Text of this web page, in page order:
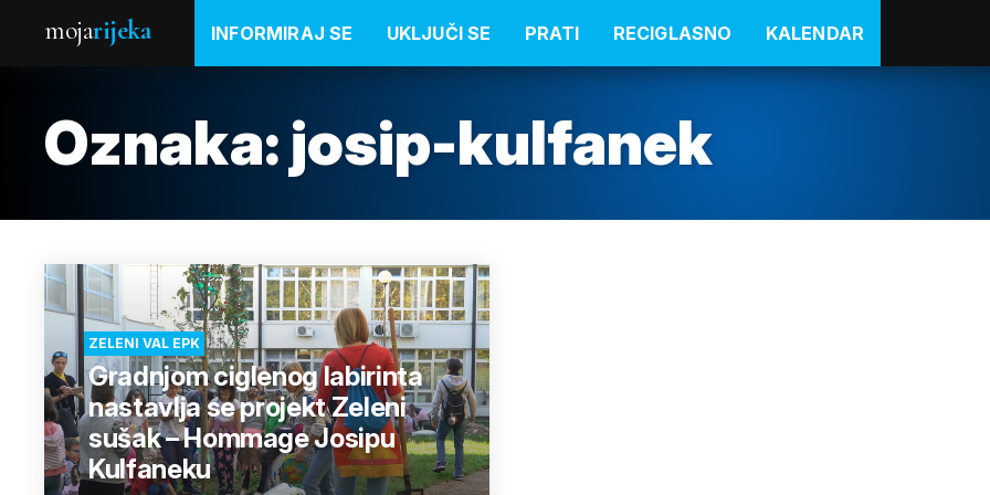
mojarijeka INFORMIRAJ SE UKLJUČI SE PRATI RECIGLASNO KALENDAR
Oznaka: josip-kulfanek
ZELENI VAL EPK
Gradnjom ciglenog labirinta
nastavlja se projekt Zeleni
sušak – Hommage Josipu
Kulfaneku